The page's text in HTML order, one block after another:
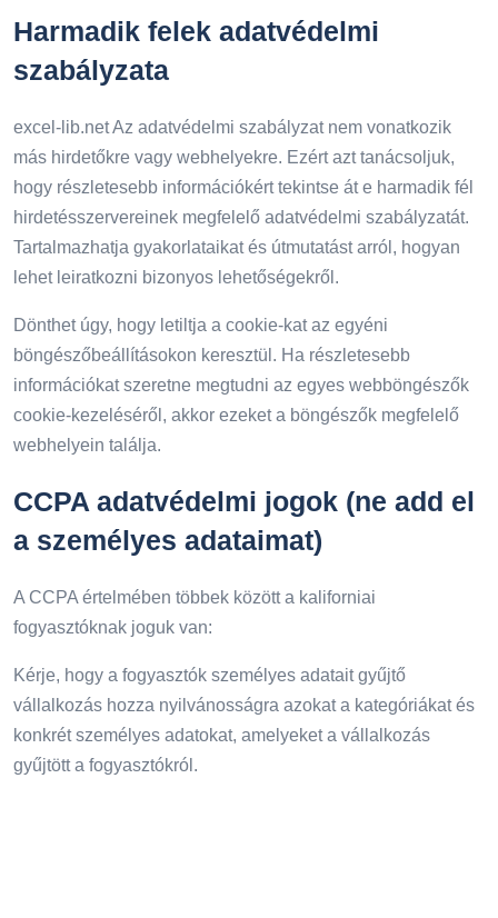
Harmadik felek adatvédelmi
szabályzata
excel-lib.net Az adatvédelmi szabályzat nem vonatkozik
más hirdetőkre vagy webhelyekre. Ezért azt tanácsoljuk,
hogy részletesebb információkért tekintse át e harmadik fél
hirdetésszervereinek megfelelő adatvédelmi szabályzatát.
Tartalmazhatja gyakorlataikat és útmutatást arról, hogyan
lehet leiratkozni bizonyos lehetőségekről.
Dönthet úgy, hogy letiltja a cookie-kat az egyéni
böngészőbeállításokon keresztül. Ha részletesebb
információkat szeretne megtudni az egyes webböngészők
cookie-kezeléséről, akkor ezeket a böngészők megfelelő
webhelyein találja.
CCPA adatvédelmi jogok (ne add el
a személyes adataimat)
A CCPA értelmében többek között a kaliforniai
fogyasztóknak joguk van:
Kérje, hogy a fogyasztók személyes adatait gyűjtő
vállalkozás hozza nyilvánosságra azokat a kategóriákat és
konkrét személyes adatokat, amelyeket a vállalkozás
gyűjtött a fogyasztókról.